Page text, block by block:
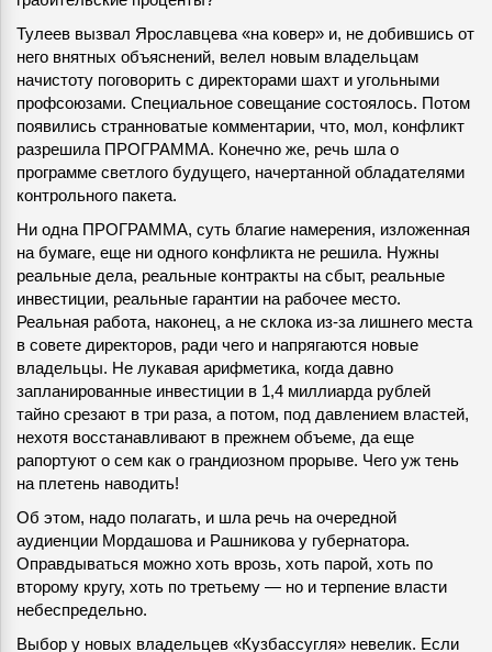
Тулеев вызвал Ярославцева «на ковер» и, не добившись от
него внятных объяснений, велел новым владельцам
начистоту поговорить с директорами шахт и угольными
профсоюзами. Специальное совещание состоялось. Потом
появились странноватые комментарии, что, мол, конфликт
разрешила ПРОГРАММА. Конечно же, речь шла о
программе светлого будущего, начертанной обладателями
контрольного пакета.
Ни одна ПРОГРАММА, суть благие намерения, изложенная
на бумаге, еще ни одного конфликта не решила. Нужны
реальные дела, реальные контракты на сбыт, реальные
инвестиции, реальные гарантии на рабочее место.
Реальная работа, наконец, а не склока из-за лишнего места
в совете директоров, ради чего и напрягаются новые
владельцы. Не лукавая арифметика, когда давно
запланированные инвестиции в 1,4 миллиарда рублей
тайно срезают в три раза, а потом, под давлением властей,
нехотя восстанавливают в прежнем объеме, да еще
рапортуют о сем как о грандиозном прорыве. Чего уж тень
на плетень наводить!
Об этом, надо полагать, и шла речь на очередной
аудиенции Мордашова и Рашникова у губернатора.
Оправдываться можно хоть врозь, хоть парой, хоть по
второму кругу, хоть по третьему — но и терпение власти
небеспредельно.
Выбор у новых владельцев «Кузбассугля» невелик. Если